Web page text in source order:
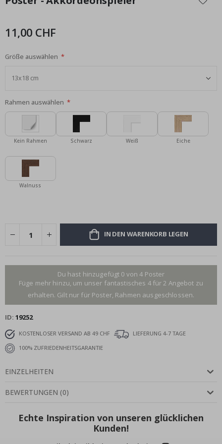
der
11,00 CHF
Größe auswählen
Rahmen auswählen
Kein Rahmen Schwarz Weiß Eiche
Walnuss
IN DEN WARENKORB LEGEN
Du hast hinzugefügt 0 von 4 Poster
Füge mehr hinzu, um unser fantastisches 4 für 2 Angebot zu
erhalten. Gilt nur für Poster, Rahmen ausgeschlossen.
ID 19252
KOSTENLOSER VERSAND AB 49 CHF
LIEFERUNG 4-7 TAGE
100% ZUFRIEDENHEITSGARANTIE
EINZELHEITEN
BEWERTUNGEN (0)
Echte Inspiration von unseren glücklichen
Kunden!